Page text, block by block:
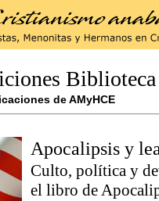
de AMyHCE
Apocalipsis y
Culto, política y
el libro de